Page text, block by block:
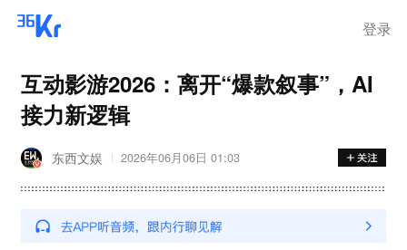
登录
互动影游2026：离开“爆款叙事”，AI
接力新逻辑
东西文娱 2026年06月06日 01:03